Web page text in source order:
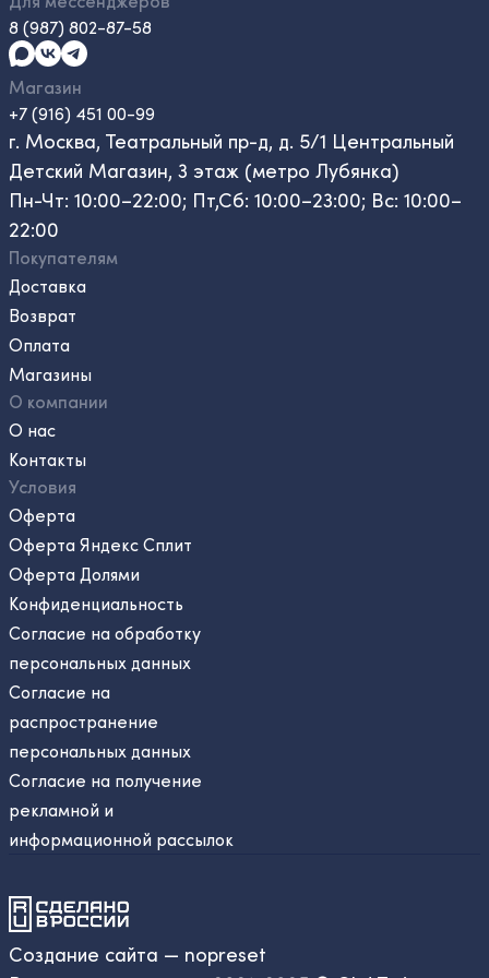
8 (987) 802-87-58
Магазин
+7 (916) 451 00-99
г. Москва, Театральный пр-д, д. 5/1 Центральный
Детский Магазин, 3 этаж (метро Лубянка)
Пн-Чт: 10:00–22:00; Пт,Сб: 10:00–23:00; Вс: 10:00–
22:00
Покупателям
Доставка
Возврат
Оплата
Магазины
О компании
О нас
Контакты
Условия
Оферта
Оферта Яндекс Сплит
Оферта Долями
Конфиденциальность
Согласие на обработку
персональных данных
Согласие на
распространение
персональных данных
Согласие на получение
рекламной и
информационной рассылок
Создание сайта — nopreset